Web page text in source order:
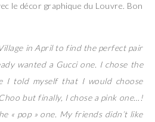
le décor graphique du Louvre. Bon
in April to find the perfect pair
wanted a Gucci one. I chose the
I told myself that I would choose
but finally, I chose a pink one…!
« pop » one. My friends didn’t like